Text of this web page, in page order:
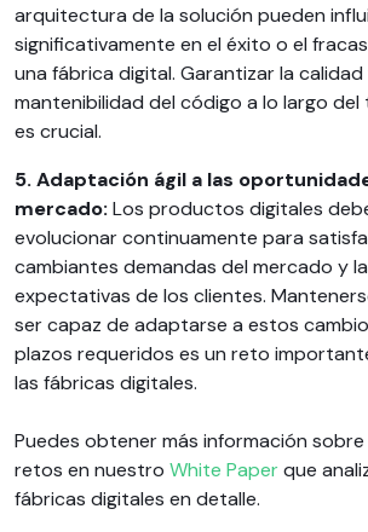
arquitectura de la solución pueden
significativamente en el éxito o el
una fábrica digital. Garantizar la calidad
mantenibilidad del código a lo largo del
es crucial.
5. Adaptación ágil a las
mercado:Los productos digitales
evolucionar continuamente para
cambiantes demandas del mercado y
expectativas de los clientes.
ser capaz de adaptarse a estos
plazos requeridos es un reto
las fábricas digitales.
Puedes obtener más información
retos en nuestro White Paperque
fábricas digitales en detalle.